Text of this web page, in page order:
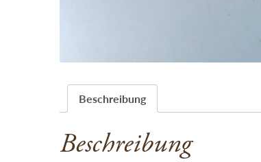
Beschreibung
Beschreibung